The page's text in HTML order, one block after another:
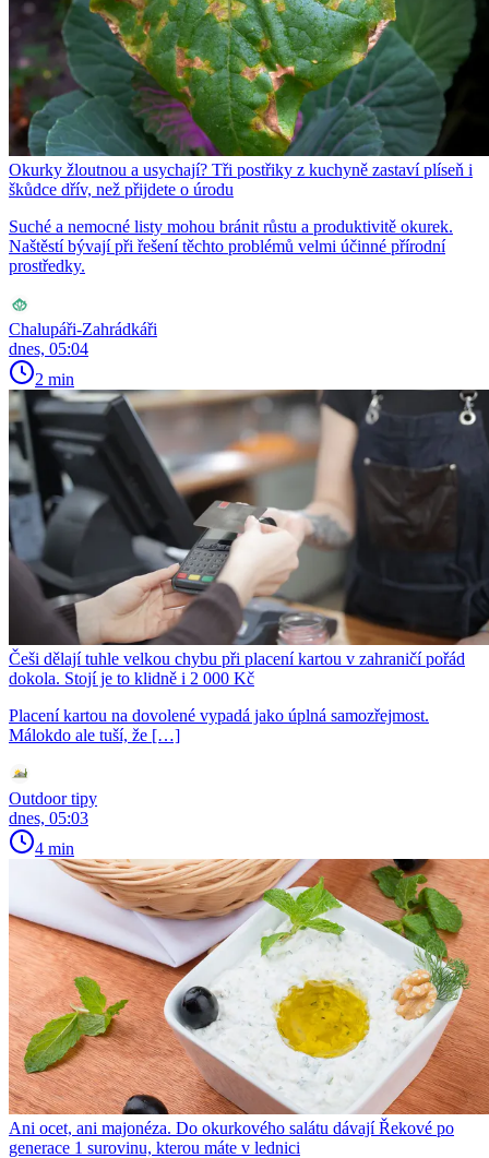
Okurky žloutnou a usychají? Tři postřiky z kuchyně zastaví plíseň i
škůdce dřív, než přijdete o úrodu
Suché a nemocné listy mohou bránit růstu a produktivitě okurek.
Naštěstí bývají při řešení těchto problémů velmi účinné přírodní
prostředky.
Chalupáři-Zahrádkáři
dnes, 05:04
2 min
Češi dělají tuhle velkou chybu při placení kartou v zahraničí pořád
dokola. Stojí je to klidně i 2 000 Kč
Placení kartou na dovolené vypadá jako úplná samozřejmost.
Málokdo ale tuší, že […]
Outdoor tipy
dnes, 05:03
4 min
Ani ocet, ani majonéza. Do okurkového salátu dávají Řekové po
generace 1 surovinu, kterou máte v lednici